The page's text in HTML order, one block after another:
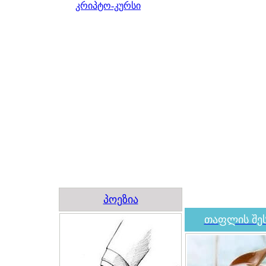
კრიპტო-კურსი
პოეზია
თაფლის